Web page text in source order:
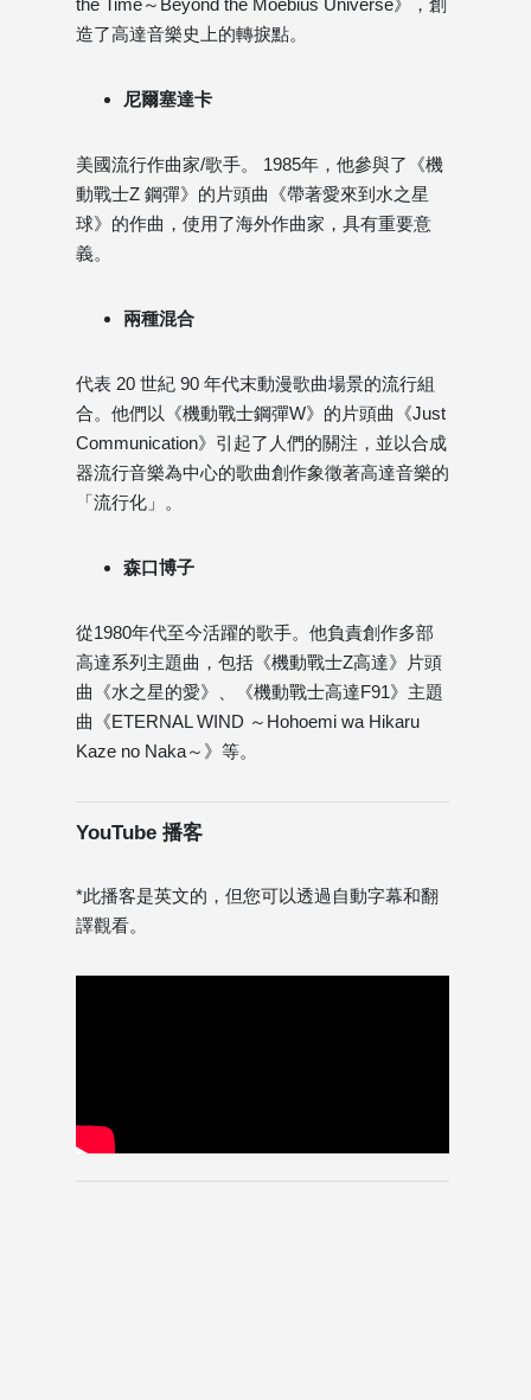
造了高達音樂史上的轉捩點。
尼爾塞達卡
美國流行作曲家/歌手。 1985年，他參與了《機
動戰士Z 鋼彈》的片頭曲《帶著愛來到水之星
球》的作曲，使用了海外作曲家，具有重要意
義。
兩種混合
代表 20 世紀 90 年代末動漫歌曲場景的流行組
合。他們以《機動戰士鋼彈W》的片頭曲《Just
Communication》引起了人們的關注，並以合成
器流行音樂為中心的歌曲創作象徵著高達音樂的
「流行化」。
森口博子
從1980年代至今活躍的歌手。他負責創作多部
高達系列主題曲，包括《機動戰士Z高達》片頭
曲《水之星的愛》、《機動戰士高達F91》主題
曲《ETERNAL WIND ～Hohoemi wa Hikaru
Kaze no Naka～》等。
YouTube 播客
*此播客是英文的，但您可以透過自動字幕和翻
譯觀看。